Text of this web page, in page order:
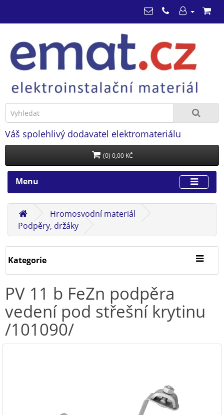
Váš spolehlivý dodavatel elektromateriálu
(0) 0,00 KČ
Menu
Hromosvodní materiál
Podpěry, držáky
Kategorie
PV 11 b FeZn podpěra
vedení pod střešní krytinu
/101090/